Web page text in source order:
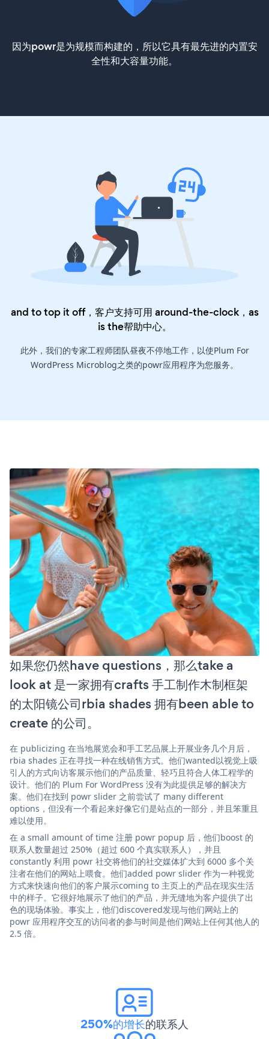
因为powr是为规模而构建的，所以它具有最先进的内置安
全性和大容量功能。
and to top it off，客户支持可用 around-the-clock，as
is the帮助中心。
此外，我们的专家工程师团队昼夜不停地工作，以使Plum For
WordPress Microblog之类的powr应用程序为您服务。
如果您仍然have questions，那么take a
look at 是一家拥有crafts 手工制作木制框架
的太阳镜公司rbia shades 拥有been able to
create 的公司。
在 publicizing 在当地展览会和手工艺品展上开展业务几个月后，
rbia shades 正在寻找一种在线销售方式。他们wanted以视觉上吸
引人的方式向访客展示他们的产品质量、轻巧且符合人体工程学的
设计。他们的 Plum For WordPress 没有为此提供足够的解决方
案。他们在找到 powr slider 之前尝试了 many different
options，但没有一个看起来好像它们是站点的一部分，并且笨重且
难以使用。
在 a small amount of time 注册 powr popup 后，他们boost 的
联系人数量超过 250%（超过 600 个真实联系人），并且
constantly 利用 powr 社交将他们的社交媒体扩大到 6000 多个关
注者在他们的网站上喂食。他们added powr slider 作为一种视觉
方式来快速向他们的客户展示coming to 主页上的产品在现实生活
中的样子。它很好地展示了他们的产品，并无缝地为客户提供了出
色的现场体验。事实上，他们discovered发现与他们网站上的
powr 应用程序交互的访问者的参与时间是他们网站上任何其他人的
2.5 倍。
250%的增长的联系人